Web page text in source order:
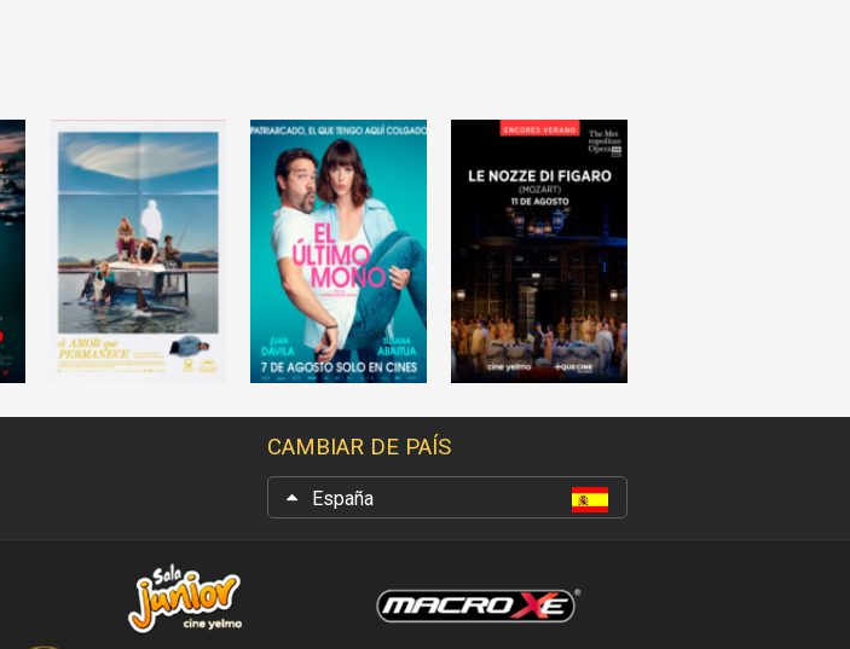
CAMBIAR DE PAÍS
España